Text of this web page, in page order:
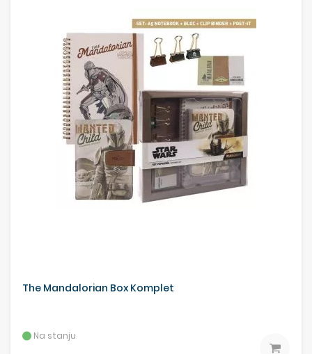
The Mandalorian Box Komplet
Na stanju